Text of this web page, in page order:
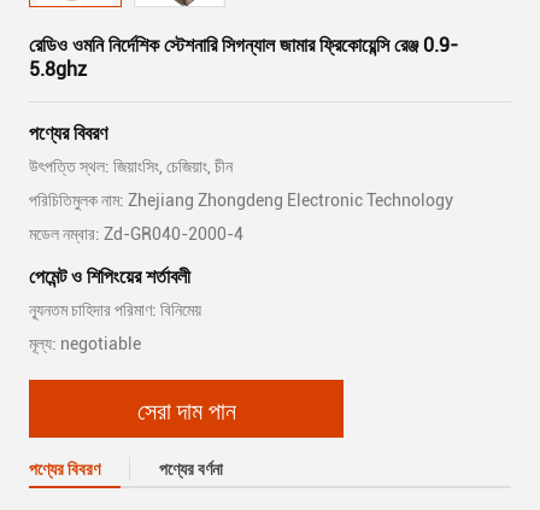
রেডিও ওমনি নির্দেশিক স্টেশনারি সিগন্যাল জামার ফ্রিকোয়েন্সি রেঞ্জ 0.9-
5.8ghz
পণ্যের বিবরণ
উৎপত্তি স্থল: জিয়াংসিং, চেজিয়াং, চীন
পরিচিতিমুলক নাম: Zhejiang Zhongdeng Electronic Technology
মডেল নম্বার: Zd-GR040-2000-4
পেমেন্ট ও শিপিংয়ের শর্তাবলী
ন্যূনতম চাহিদার পরিমাণ: বিনিমেয়
মূল্য: negotiable
সেরা দাম পান
পণ্যের বিবরণ পণ্যের বর্ণনা